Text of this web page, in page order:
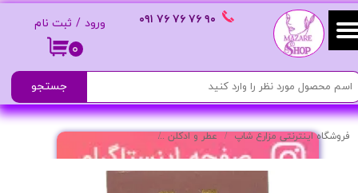
۰
ورود / ثبت نام
حساب کاربری من
تغییر گذر واژه
سفارشات
خروج از حساب کاربری
٩٠ ٧۶ ٧۶ ٧۶ ٠٩١
جستجو
فروشگاه اینترنتی مزارع شاپ عطر و ادکلن ادکلن زنانه شیک مدل La Vie Est Belle مناسب استفاده روزانه حجم ۳۰ml